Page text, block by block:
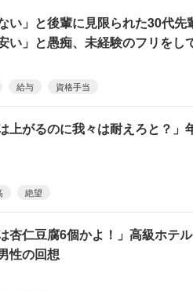
い」と後輩に見限られた30代
い」と愚痴、未経験のフリをし
給与 資格手当
上がるのに我々は耐えろと？
絶望
杏仁豆腐6個かよ！」高級ホテ
性の回想